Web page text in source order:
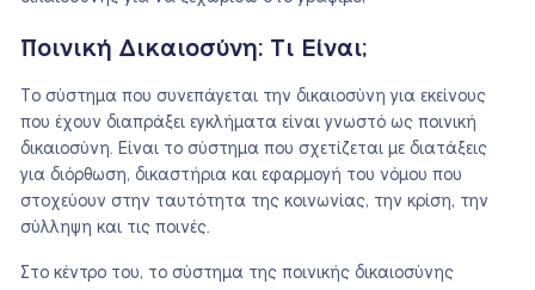
Ποινική Δικαιοσύνη: Τι Είναι;
Το σύστημα που συνεπάγεται την δικαιοσύνη για εκείνους
που έχουν διαπράξει εγκλήματα είναι γνωστό ως ποινική
δικαιοσύνη. Είναι το σύστημα που σχετίζεται με διατάξεις
για διόρθωση, δικαστήρια και εφαρμογή του νόμου που
στοχεύουν στην ταυτότητα της κοινωνίας, την κρίση, την
σύλληψη και τις ποινές.
Στο κέντρο του, το σύστημα της ποινικής δικαιοσύνης